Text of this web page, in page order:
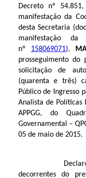
Decreto nº
manifestação da
desta Secretaria
manifestação da
nº 158069071),
prosseguimento do
solicitação de
(quarenta e três)
Público de Ingresso
Analista de Políticas
APPGG, do
Governamental –
05 de maio de 2015.
decorrentes do